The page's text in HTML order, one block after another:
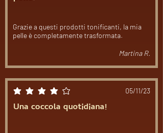
Grazie a questi prodotti tonificanti, la mia
pelle è completamente trasformata.
Martina R.
la valutazione media è 4 su 5 05/11/23
Una coccola quotidiana!